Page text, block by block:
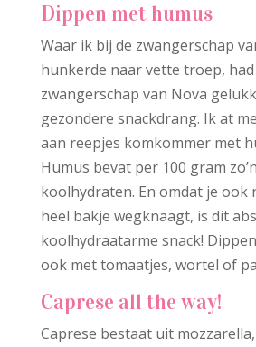
Dippen met humus
Waar ik bij de zwangerschap
hunkerde naar vette troep,
zwangerschap van Nova
gezondere snackdrang. Ik at
aan reepjes komkommer met
Humus bevat per 100 gram
koolhydraten. En omdat je ook
heel bakje wegknaagt, is dit
koolhydraatarme snack!
ook met tomaatjes, wortel of
Caprese all the way!
Caprese bestaat uit